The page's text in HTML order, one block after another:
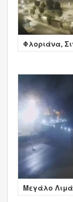
Φλοριάνα,
Μεγάλο